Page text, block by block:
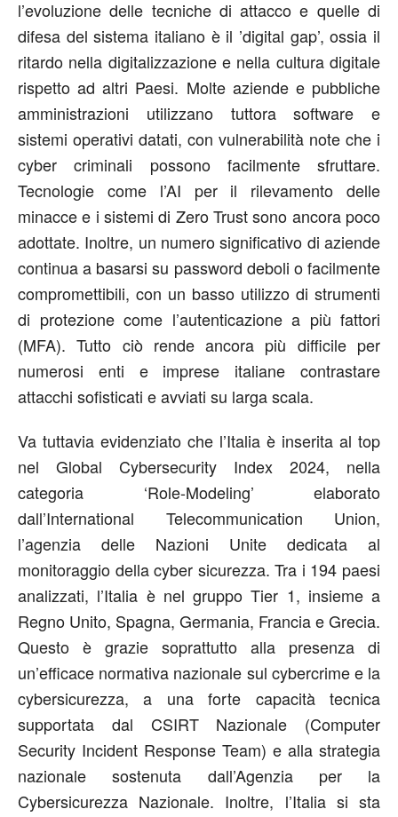
l’evoluzione delle tecniche di attacco e quelle di
difesa del sistema italiano è il ’digital gap’, ossia il
ritardo nella digitalizzazione e nella cultura digitale
rispetto ad altri Paesi. Molte aziende e pubbliche
amministrazioni utilizzano tuttora software e
sistemi operativi datati, con vulnerabilità note che i
cyber criminali possono facilmente sfruttare.
Tecnologie come l’AI per il rilevamento delle
minacce e i sistemi di Zero Trust sono ancora poco
adottate. Inoltre, un numero significativo di aziende
continua a basarsi su password deboli o facilmente
compromettibili, con un basso utilizzo di strumenti
di protezione come l’autenticazione a più fattori
(MFA). Tutto ciò rende ancora più difficile per
numerosi enti e imprese italiane contrastare
attacchi sofisticati e avviati su larga scala.
Va tuttavia evidenziato che l’Italia è inserita al top
nel Global Cybersecurity Index 2024, nella
categoria ‘Role-Modeling’ elaborato
dall’International Telecommunication Union,
l’agenzia delle Nazioni Unite dedicata al
monitoraggio della cyber sicurezza. Tra i 194 paesi
analizzati, l’Italia è nel gruppo Tier 1, insieme a
Regno Unito, Spagna, Germania, Francia e Grecia.
Questo è grazie soprattutto alla presenza di
un’efficace normativa nazionale sul cybercrime e la
cybersicurezza, a una forte capacità tecnica
supportata dal CSIRT Nazionale (Computer
Security Incident Response Team) e alla strategia
nazionale sostenuta dall’Agenzia per la
Cybersicurezza Nazionale. Inoltre, l’Italia si sta